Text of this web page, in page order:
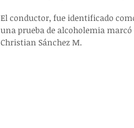
El conductor, fue identificado
una prueba de alcoholemia marcó
Christian Sánchez M.